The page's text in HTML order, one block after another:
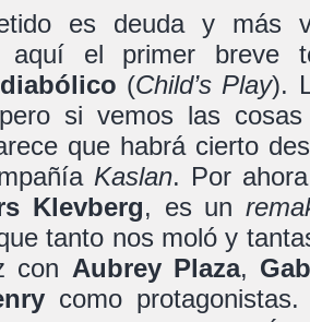
es deuda y más
aquí el primer breve
(Child’s Play).
si vemos las
que habrá cierto
Kaslan. Por
Klevberg, es un
tanto nos moló y
con Aubrey Plaza,
como